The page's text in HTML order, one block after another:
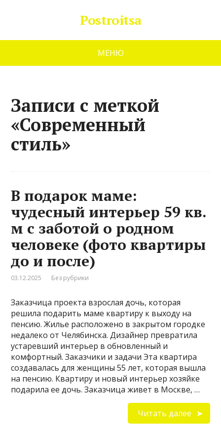
Postroitsa
МЕНЮ
Записи с меткой
«Современный
стиль»
В подарок маме:
чудесный интерьер 59 кв.
м с заботой о родном
человеке (фото квартиры
до и после)
03.12.2025 Без рубрики
Заказчица проекта взрослая дочь, которая
решила подарить маме квартиру к выходу на
пенсию. Жилье расположено в закрытом городке
недалеко от Челябинска. Дизайнер превратила
устаревший интерьер в обновленный и
комфортный. Заказчики и задачи Эта квартира
создавалась для женщины 55 лет, которая вышла
на пенсию. Квартиру и новый интерьер хозяйке
подарила ее дочь. Заказчица живет в Москве, …
Читать далее